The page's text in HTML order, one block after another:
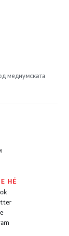
медиумската
НÉ